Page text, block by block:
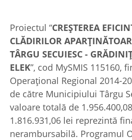
Proiectul “CREŞTEREA
CLĂDIRILOR
TÂRGU SECUIESC -
ELEK”, cod MySMIS 115160,
Operațional Regional 2014-
de către Municipiului Târgu
valoare totală de
1.816.931,06 lei reprezintă
nerambursabilă. Programul